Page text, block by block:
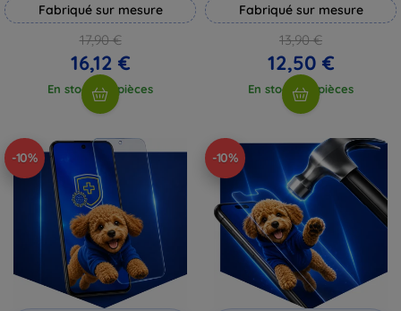
Fabriqué sur mesure
17,90 €
16,12 €
En stock > 5 pièces
Fabriqué sur mesure
13,90 €
12,50 €
En stock > 5 pièces
-10% -10%